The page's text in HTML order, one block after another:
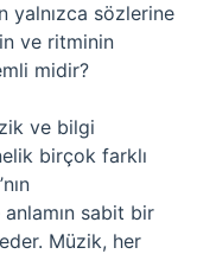
yalnızca sözlerine
ve ritminin
midir?
ve bilgi
birçok farklı
sabit bir
Müzik, her